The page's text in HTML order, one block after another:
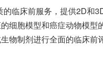
临床前服务，提供2D和
细胞模型和癌症动物模
物制剂进行全面的临床前